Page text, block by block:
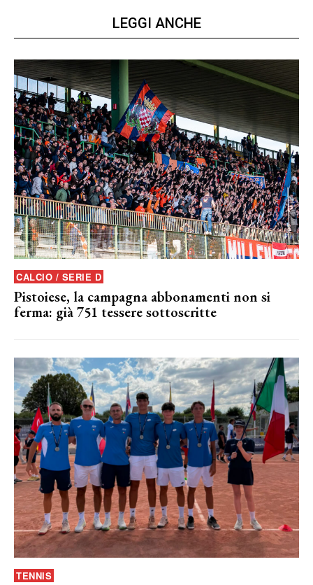
LEGGI ANCHE
CALCIO / SERIE D
Pistoiese, la campagna abbonamenti non si
ferma: già 751 tessere sottoscritte
TENNIS